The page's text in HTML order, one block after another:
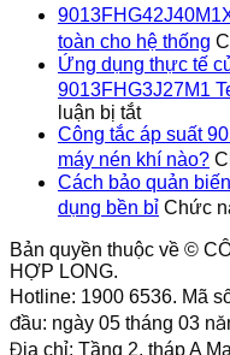
toàn cho hệ thống
Ứng dụng thực tế
9013FHG3J27M1
luận bị tắtở
Ứng
dụng
thực
tế
của
công
tắc
áp
suất
Công tắc áp suất
máy nén khí nào?
Cách bảo quản
dụng bền bỉ Chức
Bản quyền thuộc về ©
HỢP LONG.
Hotline: 1900 6536. Mã
đầu: ngày 05 tháng 03
Địa chỉ: Tầng 2, tháp A